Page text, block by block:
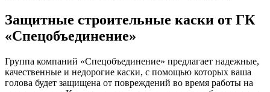
Защитные строительные каски от ГК
«Спецобъединение»
Группа компаний «Спецобъединение» предлагает надежные,
качественные и недорогие каски, с помощью которых ваша
голова будет защищена от повреждений во время работы на